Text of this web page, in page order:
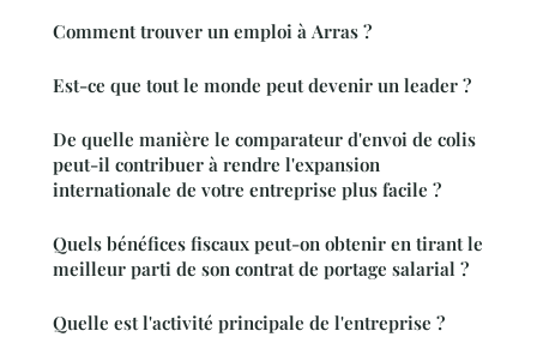
Comment trouver un emploi à Arras ?
Est-ce que tout le monde peut devenir un leader ?
De quelle manière le comparateur d'envoi de colis
peut-il contribuer à rendre l'expansion
internationale de votre entreprise plus facile ?
Quels bénéfices fiscaux peut-on obtenir en tirant le
meilleur parti de son contrat de portage salarial ?
Quelle est l'activité principale de l'entreprise ?